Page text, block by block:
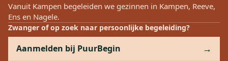
Vanuit Kampen begeleiden we gezinnen in Kampen, Reeve,
Ens en Nagele.
Zwanger of op zoek naar persoonlijke begeleiding?
Aanmelden bij PuurBegin